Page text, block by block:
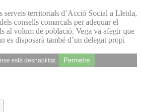
serveis territorials d’Acció Social a Lleida,
consells comarcals per adequar el
al volum de població. Vega va afegir que
es disposarà també d’un delegat propi
està deshabilitat. Permetre